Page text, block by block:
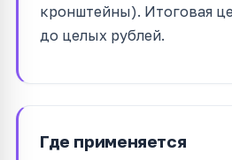
кронштейны). Итоговая
до целых рублей.
Где применяется